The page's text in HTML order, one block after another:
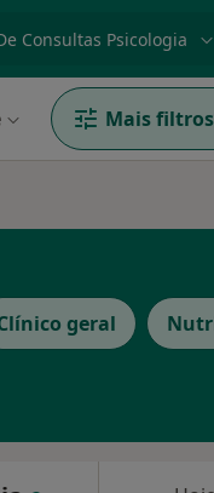
Mais filtros
geral